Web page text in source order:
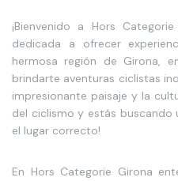
¡Bienvenido a Hors
dedicada a ofrecer
hermosa región de Girona,
brindarte aventuras ciclistas
impresionante paisaje y la
del ciclismo y estás buscando
el lugar correcto!
En Hors Categorie Girona